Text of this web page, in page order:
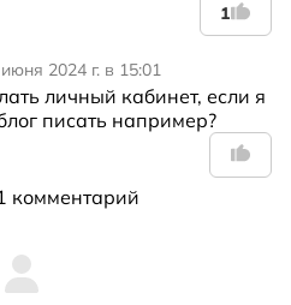
1
2024 г. в 15:01
личный кабинет, если я
писать например?
комментарий